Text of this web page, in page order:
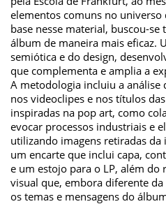
elementos comuns no universo
base nesse material, buscou-
álbum de maneira mais eficaz.
semiótica e do design,
que complementa e amplia a
A metodologia incluiu a análise
nos videoclipes e nos títulos
inspiradas na pop art, como
evocar processos industriais e
utilizando imagens retiradas
um encarte que inclui capa,
e um estojo para o LP, além
visual que, embora diferente
os temas e mensagens do